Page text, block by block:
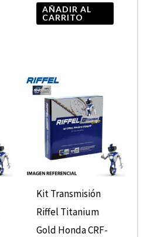
AÑADIR AL
CARRITO
Kit Transmisión
Riffel Titanium
Gold Honda CRF-